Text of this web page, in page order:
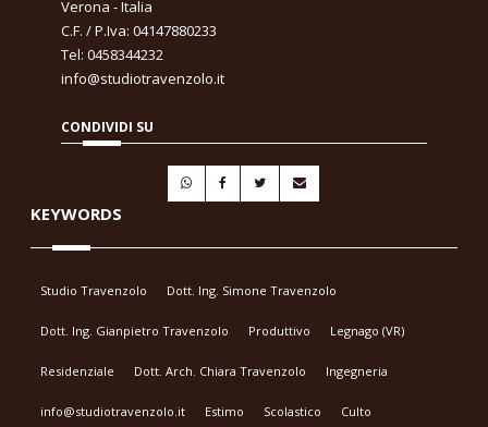
Verona - Italia
C.F. / P.Iva: 04147880233
Tel: 0458344232
info@studiotravenzolo.it
CONDIVIDI SU
KEYWORDS
Studio Travenzolo Dott. Ing. Simone Travenzolo
Dott. Ing. Gianpietro Travenzolo Produttivo Legnago (VR)
Residenziale Dott. Arch. Chiara Travenzolo Ingegneria
info@studiotravenzolo.it Estimo Scolastico Culto